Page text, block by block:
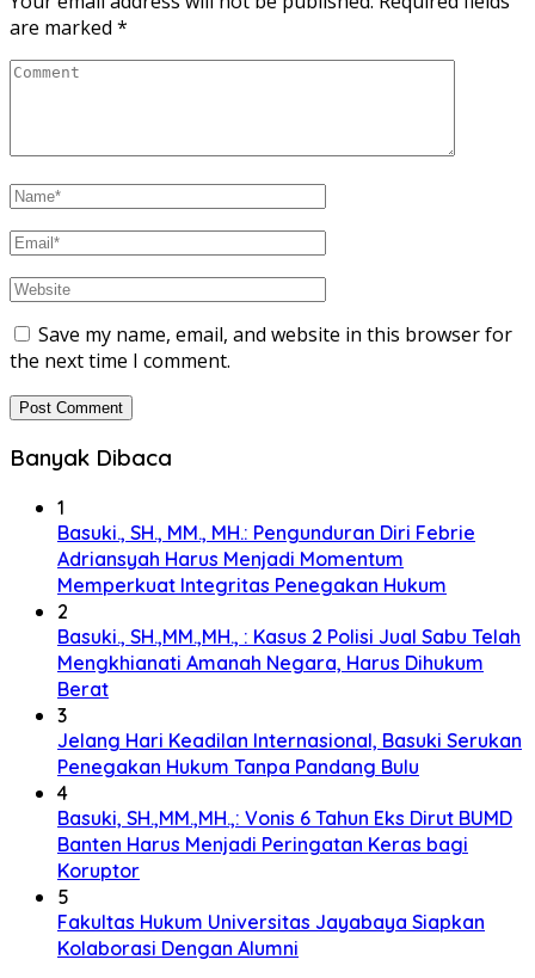
are marked *
Save my name, email, and website in this browser for
the next time I comment.
Banyak Dibaca
1
Basuki., SH., MM., MH.: Pengunduran Diri Febrie
Adriansyah Harus Menjadi Momentum
Memperkuat Integritas Penegakan Hukum
2
Basuki., SH.,MM.,MH., : Kasus 2 Polisi Jual Sabu Telah
Mengkhianati Amanah Negara, Harus Dihukum
Berat
3
Jelang Hari Keadilan Internasional, Basuki Serukan
Penegakan Hukum Tanpa Pandang Bulu
4
Basuki, SH.,MM.,MH.,: Vonis 6 Tahun Eks Dirut BUMD
Banten Harus Menjadi Peringatan Keras bagi
Koruptor
5
Fakultas Hukum Universitas Jayabaya Siapkan
Kolaborasi Dengan Alumni